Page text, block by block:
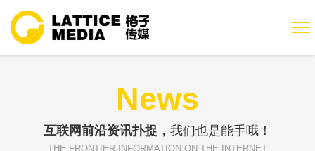
News
互联网前沿资讯扑捉， 我们也是能手哦！
THE FRONTIER INFORMATION ON THE INTERNET